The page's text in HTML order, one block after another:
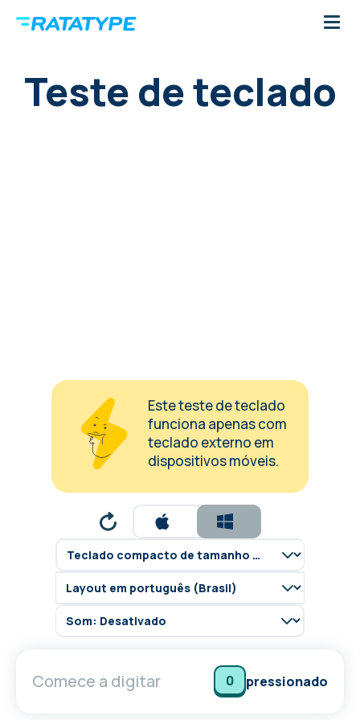
Teste de teclado
Este teste de teclado
funciona apenas com
teclado externo em
dispositivos móveis.
Comece a digitar 0 pressionado